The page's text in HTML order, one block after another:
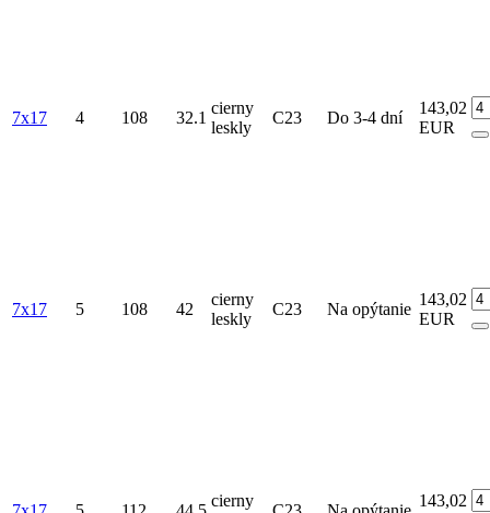
7x17 4 108 32.1
cierny
leskly
C23 Do 3-4 dní
143,02
EUR
7x17 5 108 42
cierny
leskly
C23 Na opýtanie
143,02
EUR
cierny
143,02